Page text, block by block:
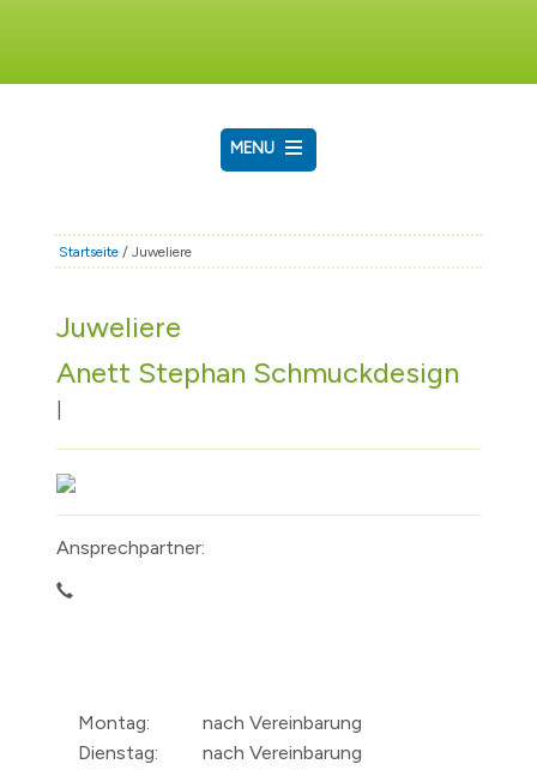
MENU
RATHAUS & POLITIK
TOURISMUS
Startseite / Juweliere
Juweliere
Anett Stephan Schmuckdesign
Ansprechpartner:
Montag:
nach Vereinbarung
Dienstag:
nach Vereinbarung